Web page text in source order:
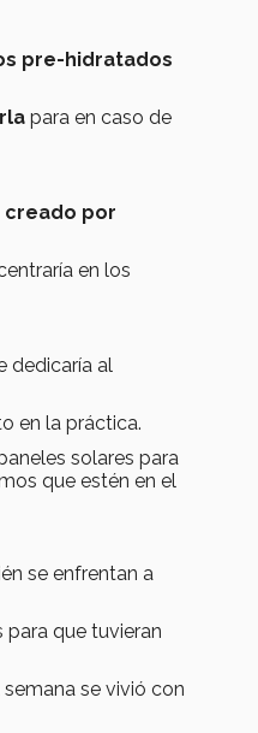
pre-hidratados
para en caso de
por
en los
dedicaría al
en la práctica.
solares para
que estén en el
se enfrentan a
que tuvieran
se vivió con